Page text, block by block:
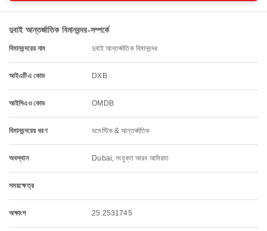
দুবাই আন্তর্জাতিক বিমানবন্দর-সম্পর্কে
বিমানবন্দরের নাম দুবাই আন্তর্জাতিক বিমানবন্দর
আইএটিএ কোড DXB
আইসিএও কোড OMDB
বিমানবন্দরের ধরণ ডমেস্টিক & আন্তর্জাতিক
অবস্থান Dubai, সংযুক্ত আরব আমিরাত
সময়ক্ষেত্র
অক্ষাংশ 25.2531745